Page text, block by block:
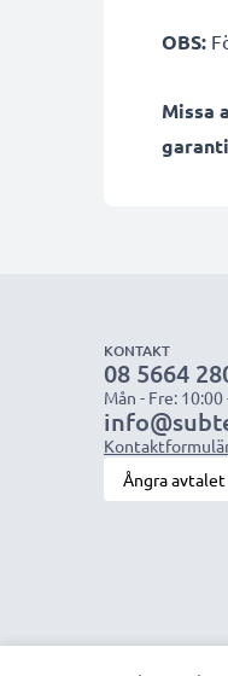
OBS:
Missa
KONTAKT
08 5664
Mån - Fre: 10:00
Ångra avtalet